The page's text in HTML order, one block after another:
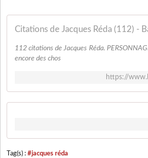
Citations de Jacques Réda (112) -
112 citations de Jacques Réda.
encore des chos
https://
Tag(s) : #jacques réda